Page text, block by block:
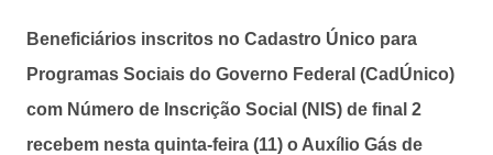
Beneficiários inscritos no Cadastro Único para
Programas Sociais do Governo Federal (CadÚnico)
com Número de Inscrição Social (NIS) de final 2
recebem nesta quinta-feira (11) o Auxílio Gás de